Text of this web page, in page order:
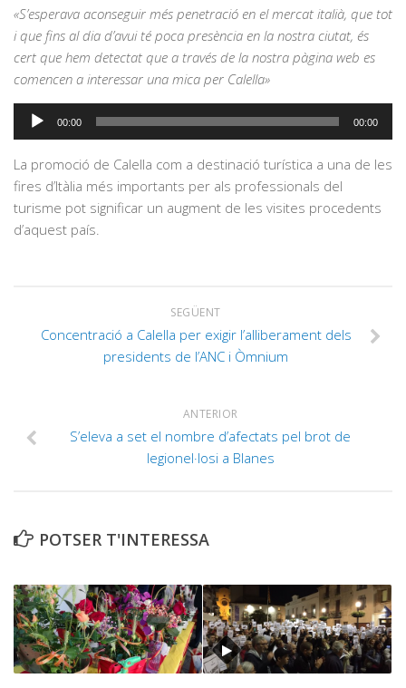
«S’esperava aconseguir més penetració en el mercat italià, que tot
i que fins al dia d’avui té poca presència en la nostra ciutat, és
cert que hem detectat que a través de la nostra pàgina web es
comencen a interessar una mica per Calella»
Reproductor
d'àudio
00:00 00:00
La promoció de Calella com a destinació turística a una de les
fires d’Itàlia més importants per als professionals del
turisme pot significar un augment de les visites procedents
d’aquest país.
SEGÜENT
Concentració a Calella per exigir l’alliberament dels
presidents de l’ANC i Òmnium
ANTERIOR
S’eleva a set el nombre d’afectats pel brot de
legionel·losi a Blanes
POTSER T'INTERESSA